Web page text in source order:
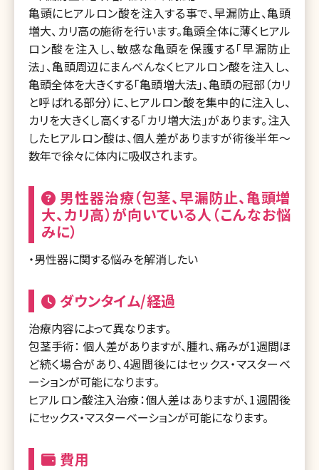
亀頭にヒアルロン酸を注入する事で、早漏防止、亀頭
増大、カリ高の施術を行います。亀頭全体に薄くヒアル
ロン酸を注入し、敏感な亀頭を保護する「早漏防止
法」、亀頭周辺にまんべんなくヒアルロン酸を注入し、
亀頭全体を大きくする「亀頭増大法」、亀頭の冠部（カリ
と呼ばれる部分）に、ヒアルロン酸を集中的に注入し、
カリを大きくし高くする「カリ増大法」があります。注入
したヒアルロン酸は、個人差がありますが術後半年～
数年で徐々に体内に吸収されます。
男性器治療（包茎、早漏防止、亀頭増
大、カリ高）が向いている人（こんなお悩
みに）
・男性器に関する悩みを解消したい
ダウンタイム/経過
治療内容によって異なります。
包茎手術： 個人差がありますが、腫れ、痛みが1週間ほ
ど続く場合があり、4週間後にはセックス・マスターベ
ーションが可能になります。
ヒアルロン酸注入治療：個人差はありますが、1週間後
にセックス・マスターベーションが可能になります。
費用